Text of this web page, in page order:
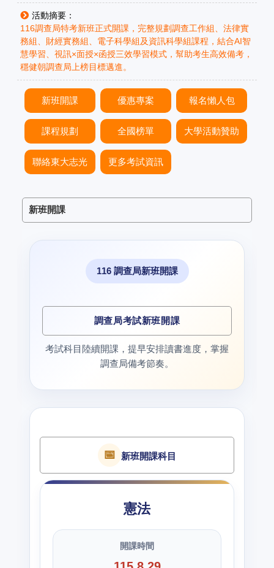
活動摘要：
116調查局特考新班正式開課，完整規劃調查工作組、法律實
務組、財經實務組、電子科學組及資訊科學組課程，結合AI智
慧學習、視訊×面授×函授三效學習模式，幫助考生高效備考，
穩健朝調查局上榜目標邁進。
新班開課 優惠專案 報名懶人包
課程規劃 全國榜單 大學活動贊助
聯絡東大志光 更多考試資訊
新班開課
116 調查局新班開課
調查局考試新班開課
考試科目陸續開課，提早安排讀書進度，掌握
調查局備考節奏。
📅 新班開課科目
憲法
開課時間